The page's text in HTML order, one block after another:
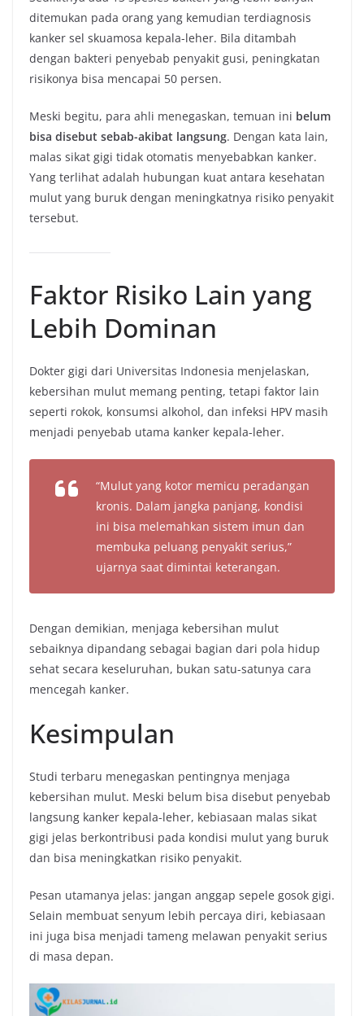
ditemukan pada orang yang kemudian terdiagnosis
kanker sel skuamosa kepala-leher. Bila ditambah
dengan bakteri penyebab penyakit gusi, peningkatan
risikonya bisa mencapai 50 persen.
Meski begitu, para ahli menegaskan, temuan ini belum
bisa disebut sebab-akibat langsung. Dengan kata lain,
malas sikat gigi tidak otomatis menyebabkan kanker.
Yang terlihat adalah hubungan kuat antara kesehatan
mulut yang buruk dengan meningkatnya risiko penyakit
tersebut.
Faktor Risiko Lain yang
Lebih Dominan
Dokter gigi dari Universitas Indonesia menjelaskan,
kebersihan mulut memang penting, tetapi faktor lain
seperti rokok, konsumsi alkohol, dan infeksi HPV masih
menjadi penyebab utama kanker kepala-leher.
“Mulut yang kotor memicu peradangan
kronis. Dalam jangka panjang, kondisi
ini bisa melemahkan sistem imun dan
membuka peluang penyakit serius,”
ujarnya saat dimintai keterangan.
Dengan demikian, menjaga kebersihan mulut
sebaiknya dipandang sebagai bagian dari pola hidup
sehat secara keseluruhan, bukan satu-satunya cara
mencegah kanker.
Kesimpulan
Studi terbaru menegaskan pentingnya menjaga
kebersihan mulut. Meski belum bisa disebut penyebab
langsung kanker kepala-leher, kebiasaan malas sikat
gigi jelas berkontribusi pada kondisi mulut yang buruk
dan bisa meningkatkan risiko penyakit.
Pesan utamanya jelas: jangan anggap sepele gosok gigi.
Selain membuat senyum lebih percaya diri, kebiasaan
ini juga bisa menjadi tameng melawan penyakit serius
di masa depan.